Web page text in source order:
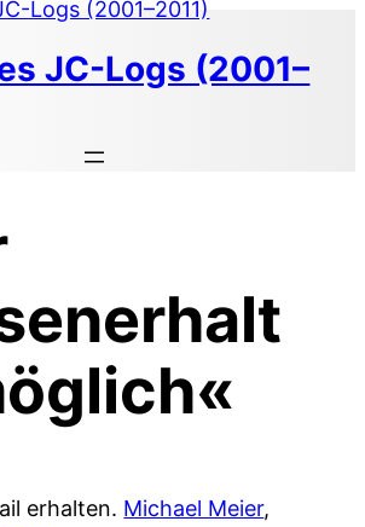
JC-Logs (2001–
erhalten. Michael Meier,